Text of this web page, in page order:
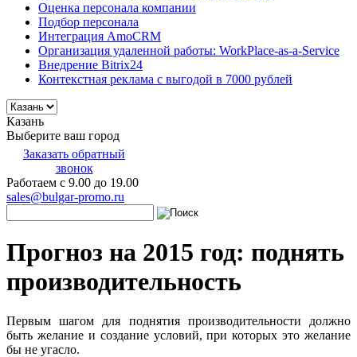
Оценка персонала компании
Подбор персонала
Интеграция AmoCRM
Организация удаленной работы: WorkPlace-as-a-Service
Внедрение Bitrix24
Контекстная реклама с выгодой в 7000 рублей
Казань
Выберите ваш город
Заказать обратный
звонок
Работаем с 9.00 до 19.00
sales@bulgar-promo.ru
Прогноз на 2015 год: поднять
производительность
Первым шагом для поднятия производительности должно
быть желание и создание условий, при которых это желание
бы не угасло.